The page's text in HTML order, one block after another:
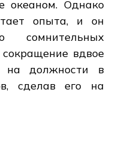
океаном. Однако
опыта, и он
сомнительных
вдвое
на должности в
сделав его на